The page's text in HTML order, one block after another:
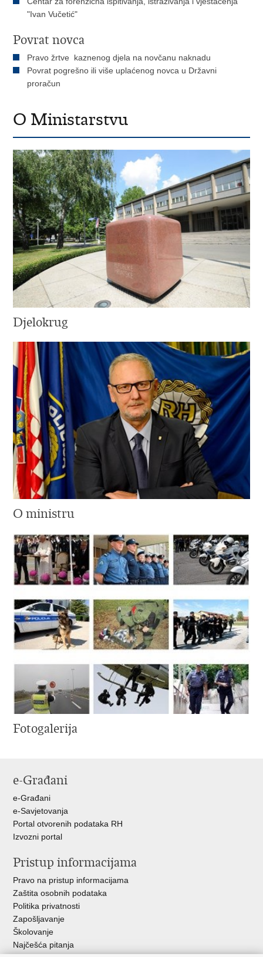
"Ivan Vučetić"
Povrat novca
Pravo žrtve kaznenog djela na novčanu naknadu
Povrat pogrešno ili više uplaćenog novca u Državni
proračun
O Ministarstvu
Djelokrug
O ministru
Fotogalerija
e-Građani
e-Građani
e-Savjetovanja
Portal otvorenih podataka RH
Izvozni portal
Pristup informacijama
Pravo na pristup informacijama
Zaštita osobnih podataka
Politika privatnosti
Zapošljavanje
Školovanje
Najčešća pitanja